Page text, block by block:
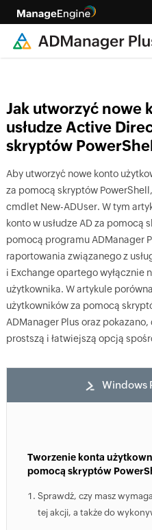
Jak utworzyć nowe
usłudze Active
skryptów
Aby utworzyć nowe konto
za pomocą skryptów
cmdlet New-ADUser. W tym
konto w usłudze AD za pomocą
pomocą programu ADManager
raportowania związanego z
i Exchange opartego wyłącznie
użytkownika. W artykule
użytkowników za pomocą
ADManager Plus oraz
prostszą i łatwiejszą opcją
Windows
Tworzenie konta
pomocą skryptów
Sprawdź, czy masz
tej akcji, a także do